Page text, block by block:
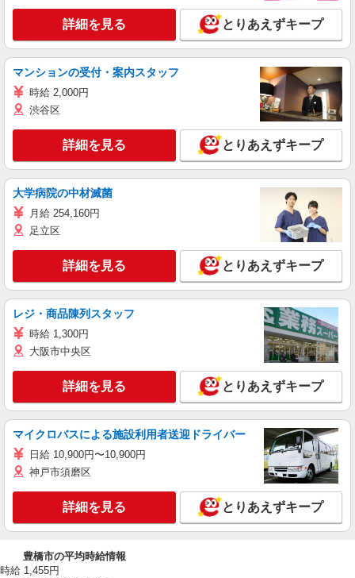
詳細を見る とりあえずキープ
マンションの受付・案内スタッフ
時給 2,000円
渋谷区
詳細を見る とりあえずキープ
大学病院の中材滅菌
月給 254,160円
足立区
詳細を見る とりあえずキープ
レジ・商品陳列スタッフ
時給 1,300円
大阪市中央区
詳細を見る とりあえずキープ
マイクロバスによる施設利用者送迎ドライバー
日給 10,900円〜10,900円
神戸市須磨区
詳細を見る とりあえずキープ
豊橋市の平均時給情報
時給 1,455円